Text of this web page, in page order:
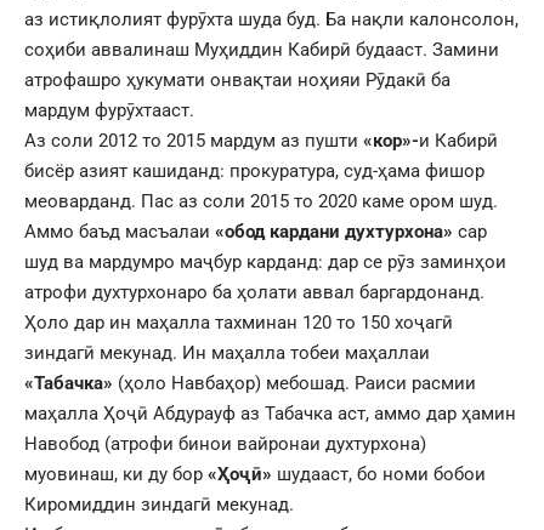
аз истиқлолият фурӯхта шуда буд. Ба нақли калонсолон,
соҳиби аввалинаш Муҳиддин Кабирӣ будааст. Замини
атрофашро ҳукумати онвақтаи ноҳияи Рӯдакӣ ба
мардум фурӯхтааст.
Аз соли 2012 то 2015 мардум аз пушти «кор»-и Кабирӣ
бисёр азият кашиданд: прокуратура, суд-ҳама фишор
меоварданд. Пас аз соли 2015 то 2020 каме ором шуд.
Аммо баъд масъалаи «обод кардани духтурхона» сар
шуд ва мардумро маҷбур карданд: дар се рӯз заминҳои
атрофи духтурхонаро ба ҳолати аввал баргардонанд.
Ҳоло дар ин маҳалла тахминан 120 то 150 хоҷагӣ
зиндагӣ мекунад. Ин маҳалла тобеи маҳаллаи
«Табачка» (ҳоло Навбаҳор) мебошад. Раиси расмии
маҳалла Ҳоҷӣ Абдурауф аз Табачка аст, аммо дар ҳамин
Навобод (атрофи бинои вайронаи духтурхона)
муовинаш, ки ду бор «Ҳоҷӣ» шудааст, бо номи бобои
Киромиддин зиндагӣ мекунад.